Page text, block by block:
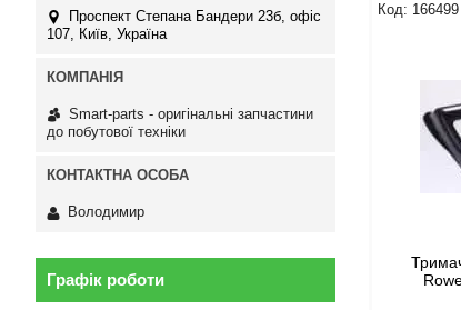
166499
Проспект Степана Бандери 23б, офіс
107, Київ, Україна
Smart-parts - оригінальні запчастини
до побутової техніки
Володимир
Графік роботи